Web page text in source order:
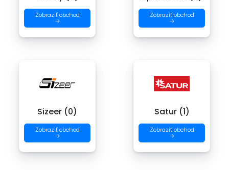
Zobraziť obchod
→
Zobraziť obchod
→
Sizeer (0)
Zobraziť obchod
→
Satur (1)
Zobraziť obchod
→